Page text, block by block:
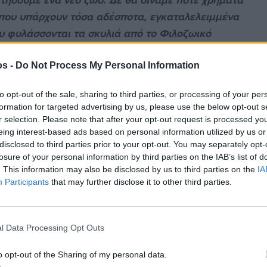
- Do Not Process My Personal Information
opt-out of the sale, sharing to third parties, or processing of your
for targeted advertising by us, please use the below opt-out
selection. Please note that after your opt-out request is processed
interest-based ads based on personal information utilized by us
to third parties prior to your opt-out. You may separately
of your personal information by third parties on the IAB’s list of
This information may also be disclosed by us to third parties on the
Participants that may further disclose it to other third parties.
Data Processing Opt Outs
opt-out of the Sharing of my personal data.
υπάρχουν τόσα αδέσποτα, εγκαταλελειμμένα
τα σκυλιά από το Φιλοζωικό
εθελοντών προς τα ζώα που διαβιούν εκεί.
που προφανώς από μόνοι τους έχουν
τετράποδων».
άποψη της Ιωάννας είναι ανεκτίμητη όχι μόνο
που δεν ταλαιπωρείται από την
όλης της Χιακής κοινωνίας. Διάλεξα για
σκυλάκια, δεν πλήρωσα χρήματα
στην αυλή μας να μας
φορείς όπως ο Δήμος.